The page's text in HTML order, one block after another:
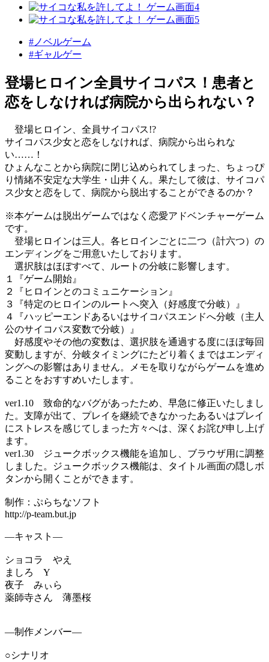
#ノベルゲーム
#ギャルゲー
登場ヒロイン全員サイコパス！患者と
恋をしなければ病院から出られない？
登場ヒロイン、全員サイコパス!?
サイコパス少女と恋をしなければ、病院から出られな
い……！
ひょんなことから病院に閉じ込められてしまった、ちょっぴ
り情緒不安定な大学生・山井くん。果たして彼は、サイコパ
ス少女と恋をして、病院から脱出することができるのか？
※本ゲームは脱出ゲームではなく恋愛アドベンチャーゲーム
です。
登場ヒロインは三人。各ヒロインごとに二つ（計六つ）の
エンディングをご用意いたしております。
選択肢はほぼすべて、ルートの分岐に影響します。
１『ゲーム開始』
２『ヒロインとのコミュニケーション』
３『特定のヒロインのルートへ突入（好感度で分岐）』
４『ハッピーエンドあるいはサイコパスエンドへ分岐（主人
公のサイコパス変数で分岐）』
好感度やその他の変数は、選択肢を通過する度にほぼ毎回
変動しますが、分岐タイミングにたどり着くまではエンディ
ングへの影響はありません。メモを取りながらゲームを進め
ることをおすすめいたします。
ver1.10 致命的なバグがあったため、早急に修正いたしまし
た。支障が出て、プレイを継続できなかったあるいはプレイ
にストレスを感じてしまった方々へは、深くお詫び申し上げ
ます。
ver1.30 ジュークボックス機能を追加し、ブラウザ用に調整
しました。ジュークボックス機能は、タイトル画面の隠しボ
タンから開くことができます。
制作：ぷらちなソフト
http://p-team.but.jp
―キャスト―
ショコラ やえ
ましろ Y
夜子 みぃら
薬師寺さん 薄墨桜
―制作メンバー―
○シナリオ